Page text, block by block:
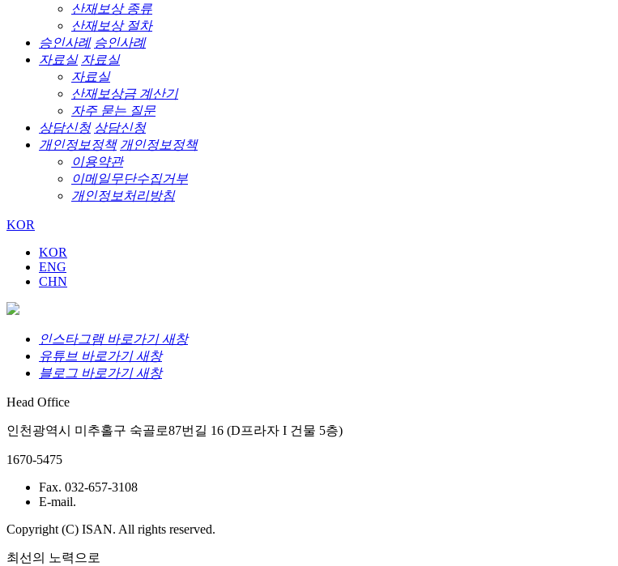
산재보상 종류
산재보상 절차
승인사례 승인사례
자료실 자료실
자료실
산재보상금 계산기
자주 묻는 질문
상담신청 상담신청
개인정보정책 개인정보정책
이용약관
이메일무단수집거부
개인정보처리방침
KOR
KOR
ENG
CHN
인스타그램 바로가기 새창
유튜브 바로가기 새창
블로그 바로가기 새창
Head Office
인천광역시 미추홀구 숙골로87번길 16 (D프라자 I 건물 5층)
1670-5475
Fax. 032-657-3108
E-mail.
Copyright (C) ISAN. All rights reserved.
최선의 노력으로